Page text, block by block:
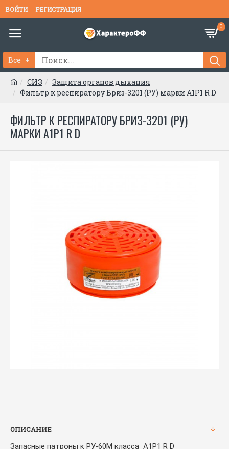
ВОЙТИ РЕГИСТРАЦИЯ
0
Все
СИЗ
Защита органов дыхания
Фильтр к респиратору Бриз-3201 (РУ) марки А1Р1 R D
ФИЛЬТР К РЕСПИРАТОРУ БРИЗ-3201 (РУ)
МАРКИ А1Р1 R D
ОПИСАНИЕ
Запасные патроны к РУ-60М класса А1Р1 R D